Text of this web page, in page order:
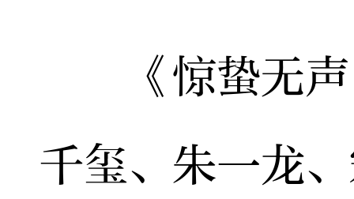
《惊蛰无声
千玺、朱一龙